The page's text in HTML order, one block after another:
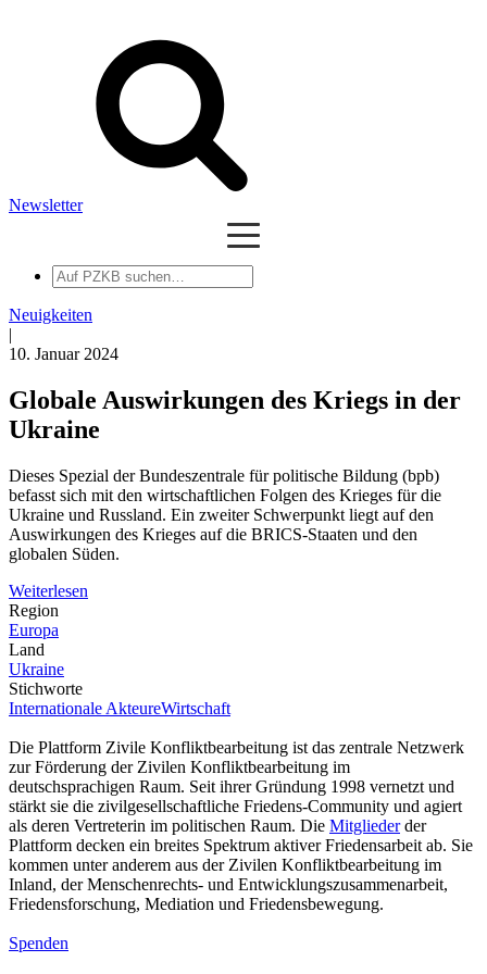
Newsletter
Auf
PZKB
suchen
Neuigkeiten
|
10. Januar 2024
Globale Auswirkungen des Kriegs in der
Ukraine
Dieses Spezial der Bundeszentrale für politische Bildung (bpb)
befasst sich mit den wirtschaftlichen Folgen des Krieges für die
Ukraine und Russland. Ein zweiter Schwerpunkt liegt auf den
Auswirkungen des Krieges auf die BRICS-Staaten und den
globalen Süden.
Weiterlesen
Region
Europa
Land
Ukraine
Stichworte
Internationale AkteureWirtschaft
Die Plattform Zivile Konfliktbearbeitung ist das zentrale Netzwerk
zur Förderung der Zivilen Konfliktbearbeitung im
deutschsprachigen Raum. Seit ihrer Gründung 1998 vernetzt und
stärkt sie die zivilgesellschaftliche Friedens-Community und agiert
als deren Vertreterin im politischen Raum. Die Mitgliederder
Plattform decken ein breites Spektrum aktiver Friedensarbeit ab. Sie
kommen unter anderem aus der Zivilen Konfliktbearbeitung im
Inland, der Menschenrechts- und Entwicklungszusammenarbeit,
Friedensforschung, Mediation und Friedensbewegung.
Spenden